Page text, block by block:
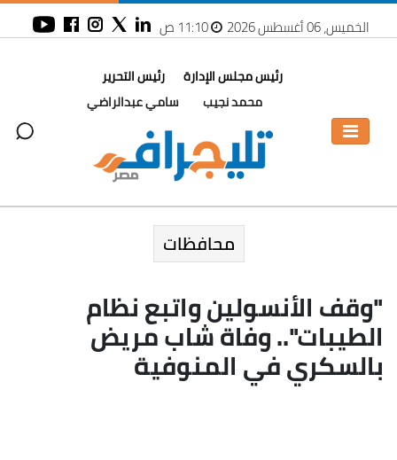
الخميس، 06 أغسطس 2026 11:10 ص
رئيس مجلس الإدارة
محمد نجيب
رئيس التحرير
سامي عبدالراضي
محافظات
"وقف الأنسولين واتبع نظام
الطيبات".. وفاة شاب مريض
بالسكري في المنوفية